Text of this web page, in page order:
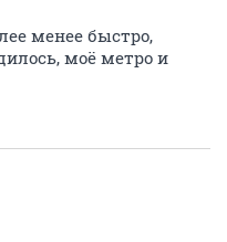
менее быстро,
моё метро и